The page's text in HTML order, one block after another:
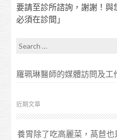
要請至診所諮詢，謝謝！
必須在診間」
Search for:
羅珮琳醫師的媒體訪問及工
近期文章
養胃除了吃高麗菜，萵苣也